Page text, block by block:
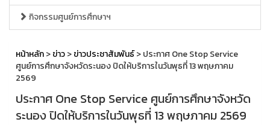
กิจกรรมศูนย์การศึกษาฯ
หน้าหลัก>ข่าว>ข่าวประชาสัมพันธ์> ประกาศ One Stop Service
ศูนย์การศึกษาจังหวัดระนอง ปิดให้บริการในวันพุธที่ 13 พฤษภาคม
2569
ประกาศ One Stop Service ศูนย์การศึกษาจังหวัด
ระนอง ปิดให้บริการในวันพุธที่ 13 พฤษภาคม 2569